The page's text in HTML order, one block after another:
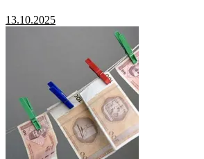
13.10.2025